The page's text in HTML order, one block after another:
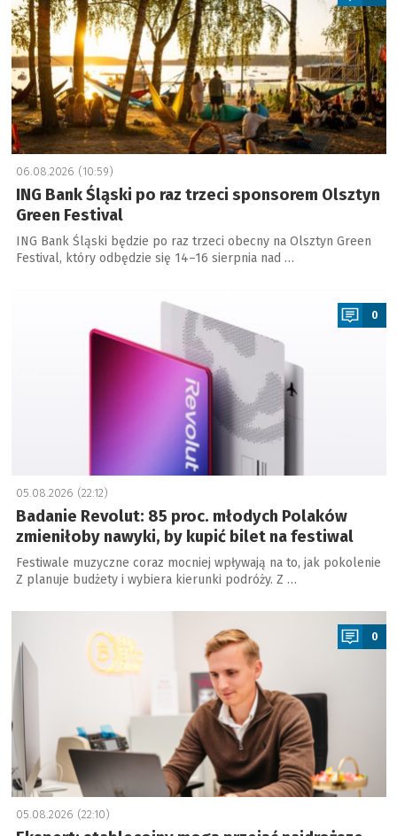
06.08.2026 (10:59)
ING Bank Śląski po raz trzeci sponsorem Olsztyn
Green Festival
ING Bank Śląski będzie po raz trzeci obecny na Olsztyn Green
Festival, który odbędzie się 14–16 sierpnia nad …
0
05.08.2026 (22:12)
Badanie Revolut: 85 proc. młodych Polaków
zmieniłoby nawyki, by kupić bilet na festiwal
Festiwale muzyczne coraz mocniej wpływają na to, jak pokolenie
Z planuje budżety i wybiera kierunki podróży. Z …
a
0
05.08.2026 (22:10)